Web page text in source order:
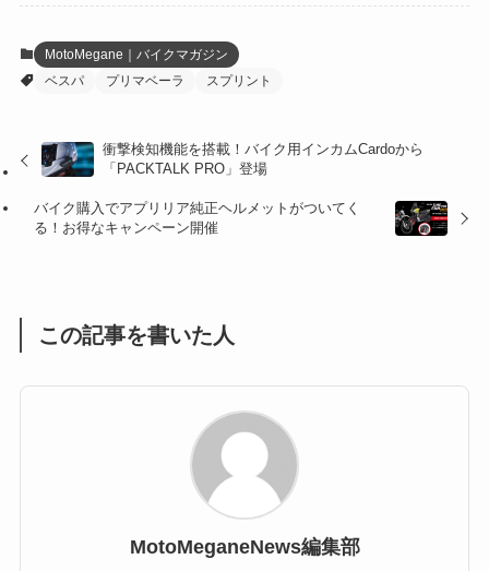
(27) (41)
(47)
(1)
(20)
(4)
(16)
(1)
MotoMegane｜バイクマガジン
ベスパ
プリマベーラ スプリント
衝撃検知機能を搭載！バイク用インカムCardoから
「PACKTALK PRO」登場
バイク購入でアプリリア純正ヘルメットがついてく
る！お得なキャンペーン開催
この記事を書いた人
MotoMeganeNews編集部